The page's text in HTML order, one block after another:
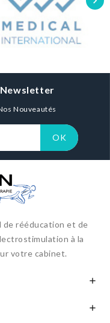
Nouveautés
de rééducation et de
à la
votre cabinet.

